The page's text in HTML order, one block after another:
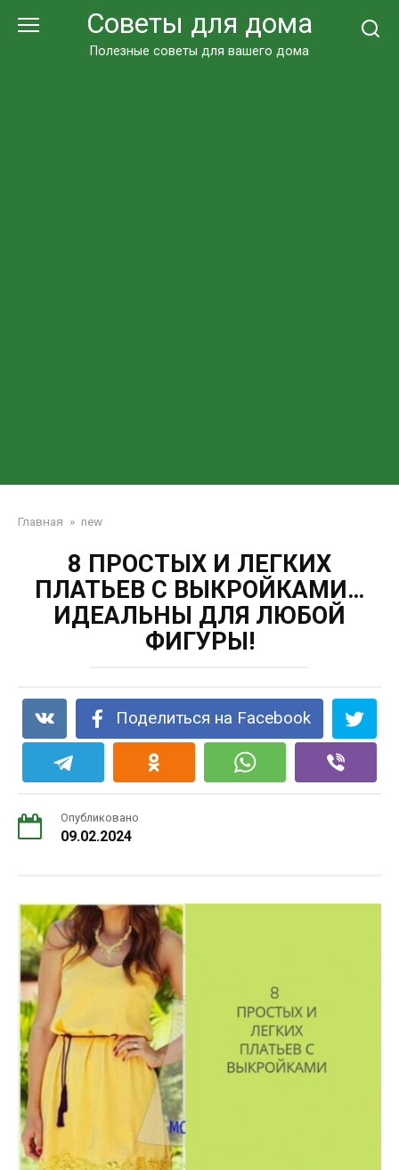
Советы для дома
Полезные советы для вашего дома
Главная » new
8 ПРОСТЫХ И ЛЕГКИХ
ПЛАТЬЕВ С ВЫКРОЙКАМИ…
ИДЕАЛЬНЫ ДЛЯ ЛЮБОЙ
ФИГУРЫ!
Поделиться на Facebook
Опубликовано
09.02.2024